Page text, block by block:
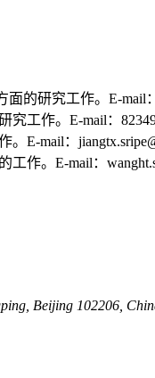
的研究工作。E-mail
工作。E-mail：
E-mail：
作。E-mail：
Beijing 102206,